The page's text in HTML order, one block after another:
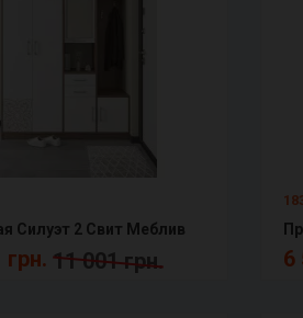
Силуэт 2 Свит Меблив
грн. 11 001 грн. 6